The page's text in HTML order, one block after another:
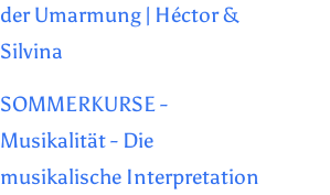
der Umarmung | Héctor &
Silvina
SOMMERKURSE -
Musikalität - Die
musikalische Interpretation